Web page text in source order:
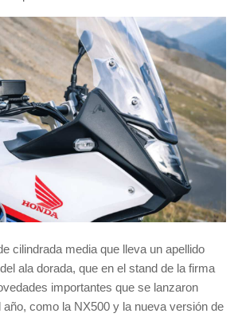
cilindrada media que lleva un apellido
ala dorada, que en el stand de la firma
importantes que se lanzaron
año, como la NX500 y la nueva versión de